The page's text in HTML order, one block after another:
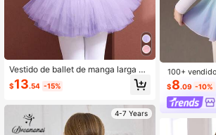
Vestido de ballet de manga larga co
n espalda hueca de color púrpura p
ara niña, leotardo con falda de mall
$13.54 -15%
4-7 Years
100+
$8.09 -10%